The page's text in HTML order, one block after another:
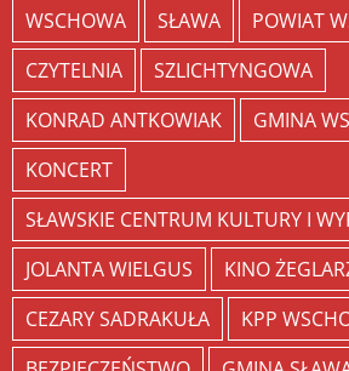
WSCHOWA SŁAWA
POWIAT
CZYTELNIA
SZLICHTYNGOWA
KONRAD ANTKOWIAK
GMINA
KONCERT
SŁAWSKIE CENTRUM KULTURY I
JOLANTA WIELGUS
KINO
CEZARY SADRAKUŁA
KPP